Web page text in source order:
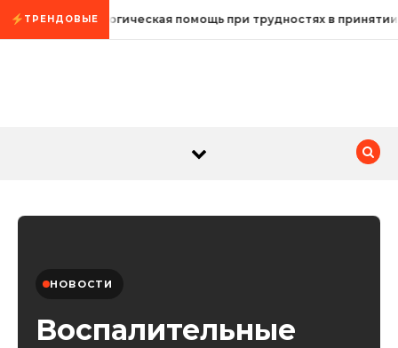
Промотать к содержимому
ТРЕНДОВЫЕ
Психологическая помощь при трудностях в
НОВОСТИ
Воспалительные